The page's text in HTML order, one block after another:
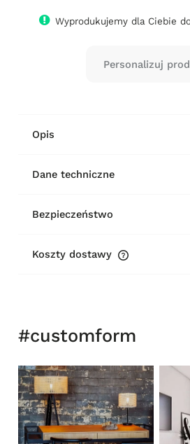
Wyprodukujemy dla Ciebie
Opis
Dane techniczne
Bezpieczeństwo
Koszty dostawy
#customform